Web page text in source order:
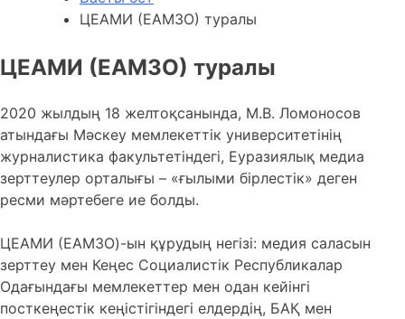
ЦЕАМИ (ЕАМЗО) туралы
ЦЕАМИ (ЕАМЗО) туралы
2020 жылдың 18 желтоқсанында, М.В. Ломоносов
атындағы Мәскеу мемлекеттік университетінің
журналистика факультетіндегі, Еуразиялық медиа
зерттеулер орталығы – «ғылыми бірлестік» деген
ресми мәртебеге ие болды.
ЦЕАМИ (ЕАМЗО)-ын құрудың негізі: медия саласын
зерттеу мен Кеңес Социалистік Республикалар
Одағындағы мемлекеттер мен одан кейінгі
посткеңестік кеңістігіндегі елдердің, БАҚ мен